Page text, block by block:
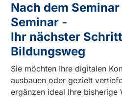
Nach dem
Seminar -
Ihr nächster
Bildungsweg
Sie möchten Ihre digitalen
ausbauen oder gezielt
ergänzen ideal Ihre bisherige